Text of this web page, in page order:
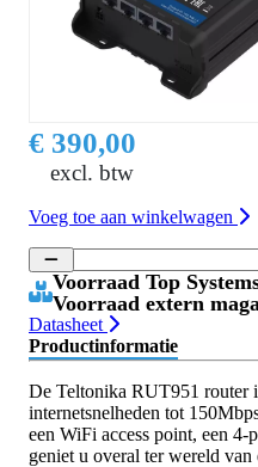
€ 390,00
excl. btw
Voeg toe aan winkelwagen
Voorraad Top
Voorraad extern
Datasheet
Productinformatie
De Teltonika RUT951 router
internetsnelheden tot
een WiFi access point, een
geniet u overal ter wereld